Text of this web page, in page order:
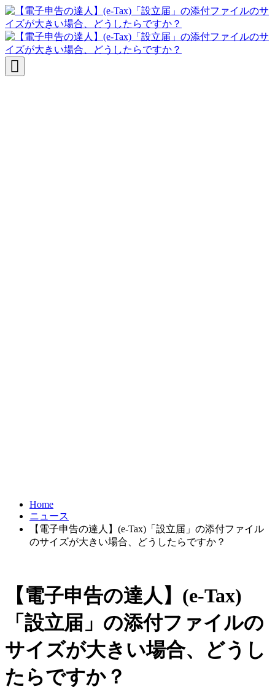
Home
ニュース
【電子申告の達人】(e-Tax)「設立届」の添付ファイル
のサイズが大きい場合、どうしたらですか？
【電子申告の達人】(e-Tax)
「設立届」の添付ファイルの
サイズが大きい場合、どうし
たらですか？